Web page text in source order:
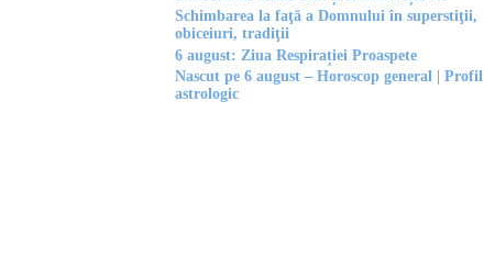
Schimbarea la faţă a Domnului în superstiţii,
obiceiuri, tradiţii
6 august: Ziua Respirației Proaspete
Nascut pe 6 august – Horoscop general | Profil
astrologic